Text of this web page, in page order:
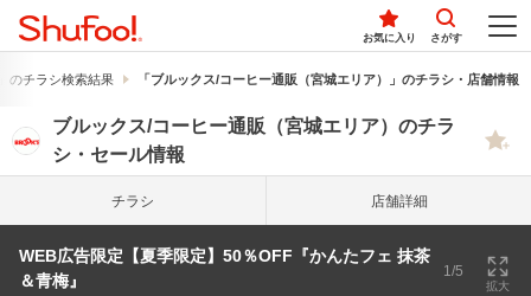
お気に入り さがす
のチラシ検索結果 「ブルックス/コーヒー通販（宮城エリア）」のチラシ・店舗情報
ブルックス/コーヒー通販（宮城エリア）のチラ
シ・セール情報
チラシ 店舗詳細
WEB広告限定【夏季限定】50％OFF『かんたフェ 抹茶
＆青梅』
1/5
拡大